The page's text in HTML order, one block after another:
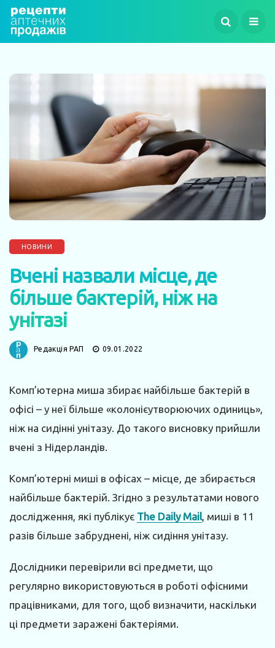
НОВИНИ
Вчені назвали місце, де
більше бактерій, ніж на
унітазі
Редакція РАП 09.01.2022
Комп’ютерна миша збирає найбільше бактерій в
офісі – у неї більше «колонієутворюючих одиниць»,
ніж на сидінні унітазу. До такого висновку прийшли
вчені з Нідерландів.
Комп’ютерні миші в офісах – місце, де збирається
найбільше бактерій. Згідно з результатами нового
дослідження, які публікує The Daily Mail , миші в 11
разів більше забруднені, ніж сидіння унітазу.
Дослідники перевірили всі предмети, що
регулярно використовуються в роботі офісними
працівниками, для того, щоб визначити, наскільки
ці предмети заражені бактеріями.